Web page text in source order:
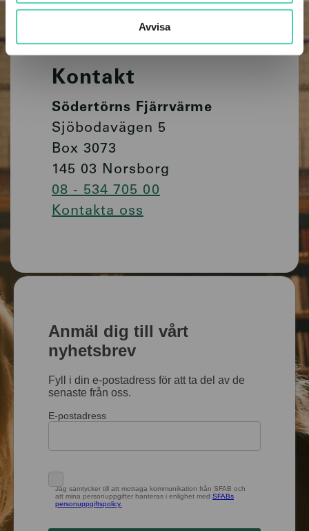
Avvisa
Kontakt
Södertörns Fjärrvärme
Sjöbodavägen 5
Box 3073
145 03 Norsborg
08 - 534 705 00
Kontakta oss